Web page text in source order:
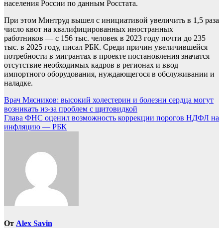
населения России по данным Росстата.
При этом Минтруд вышел с инициативой увеличить в 1,5 раза
число квот на квалифицированных иностранных
работников — с 156 тыс. человек в 2023 году почти до 235
тыс. в 2025 году, писал РБК. Среди причин увеличившейся
потребности в мигрантах в проекте постановления значатся
отсутствие необходимых кадров в регионах и ввод
импортного оборудования, нуждающегося в обслуживании и
наладке.
Навигация
по
записям
Врач Мясников: высокий холестерин и болезни сердца могут
возникать из-за проблем с щитовидкой
Глава ФНС оценил возможность коррекции порогов НДФЛ на
инфляцию — РБК
От Alex Savin